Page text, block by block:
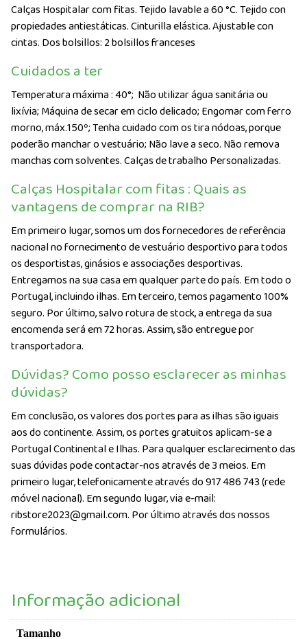
Calças Hospitalar com fitas. Tejido lavable a 60 °C. Tejido con
propiedades antiestáticas. Cinturilla elástica. Ajustable con
cintas. Dos bolsillos: 2 bolsillos franceses
Cuidados a ter
Temperatura máxima : 40°; Não utilizar água sanitária ou
lixívia; Máquina de secar em ciclo delicado; Engomar com ferro
morno, máx.150º; Tenha cuidado com os tira nódoas, porque
poderão manchar o vestuário; Não lave a seco. Não remova
manchas com solventes. Calças de trabalho Personalizadas.
Calças Hospitalar com fitas : Quais as
vantagens de comprar na RIB?
Em primeiro lugar, somos um dos fornecedores de referência
nacional no fornecimento de vestuário desportivo para todos
os desportistas, ginásios e associações desportivas.
Entregamos na sua casa em qualquer parte do país. Em todo o
Portugal, incluindo ilhas. Em terceiro, temos pagamento 100%
seguro. Por último, salvo rotura de stock, a entrega da sua
encomenda será em 72 horas. Assim, são entregue por
transportadora.
Dúvidas? Como posso esclarecer as minhas
dúvidas?
Em conclusão, os valores dos portes para as ilhas são iguais
aos do continente. Assim, os portes gratuitos aplicam-se a
Portugal Continental e Ilhas. Para qualquer esclarecimento das
suas dúvidas pode contactar-nos através de 3 meios. Em
primeiro lugar, telefonicamente através do 917 486 743 (rede
móvel nacional). Em segundo lugar, via e-mail:
ribstore2023@gmail.com. Por último através dos nossos
formulários.
Informação adicional
Tamanho